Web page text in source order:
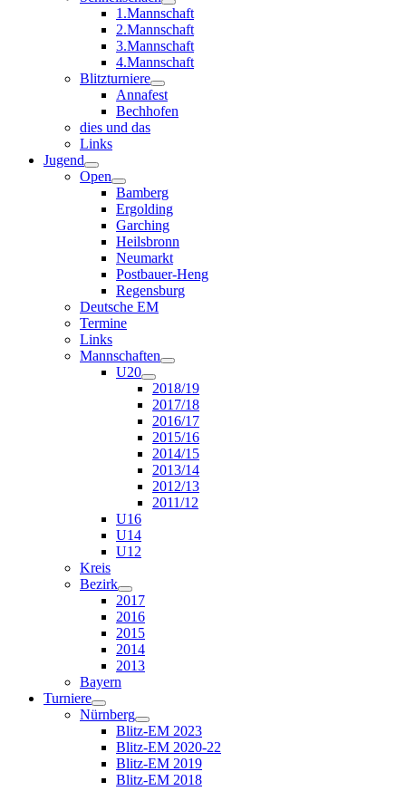
1.Mannschaft
2.Mannschaft
3.Mannschaft
4.Mannschaft
Blitzturniere
Annafest
Bechhofen
dies und das
Links
Jugend
Open
Bamberg
Ergolding
Garching
Heilsbronn
Neumarkt
Postbauer-Heng
Regensburg
Deutsche EM
Termine
Links
Mannschaften
U20
2018/19
2017/18
2016/17
2015/16
2014/15
2013/14
2012/13
2011/12
U16
U14
U12
Kreis
Bezirk
2017
2016
2015
2014
2013
Bayern
Turniere
Nürnberg
Blitz-EM 2023
Blitz-EM 2020-22
Blitz-EM 2019
Blitz-EM 2018